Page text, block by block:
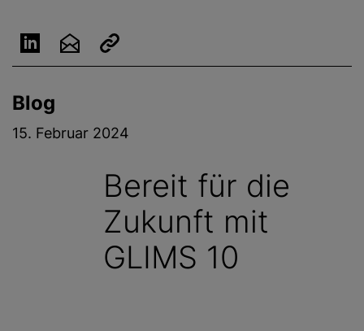
Blog
15. Februar 2024
Bereit für die
Zukunft mit
GLIMS 10